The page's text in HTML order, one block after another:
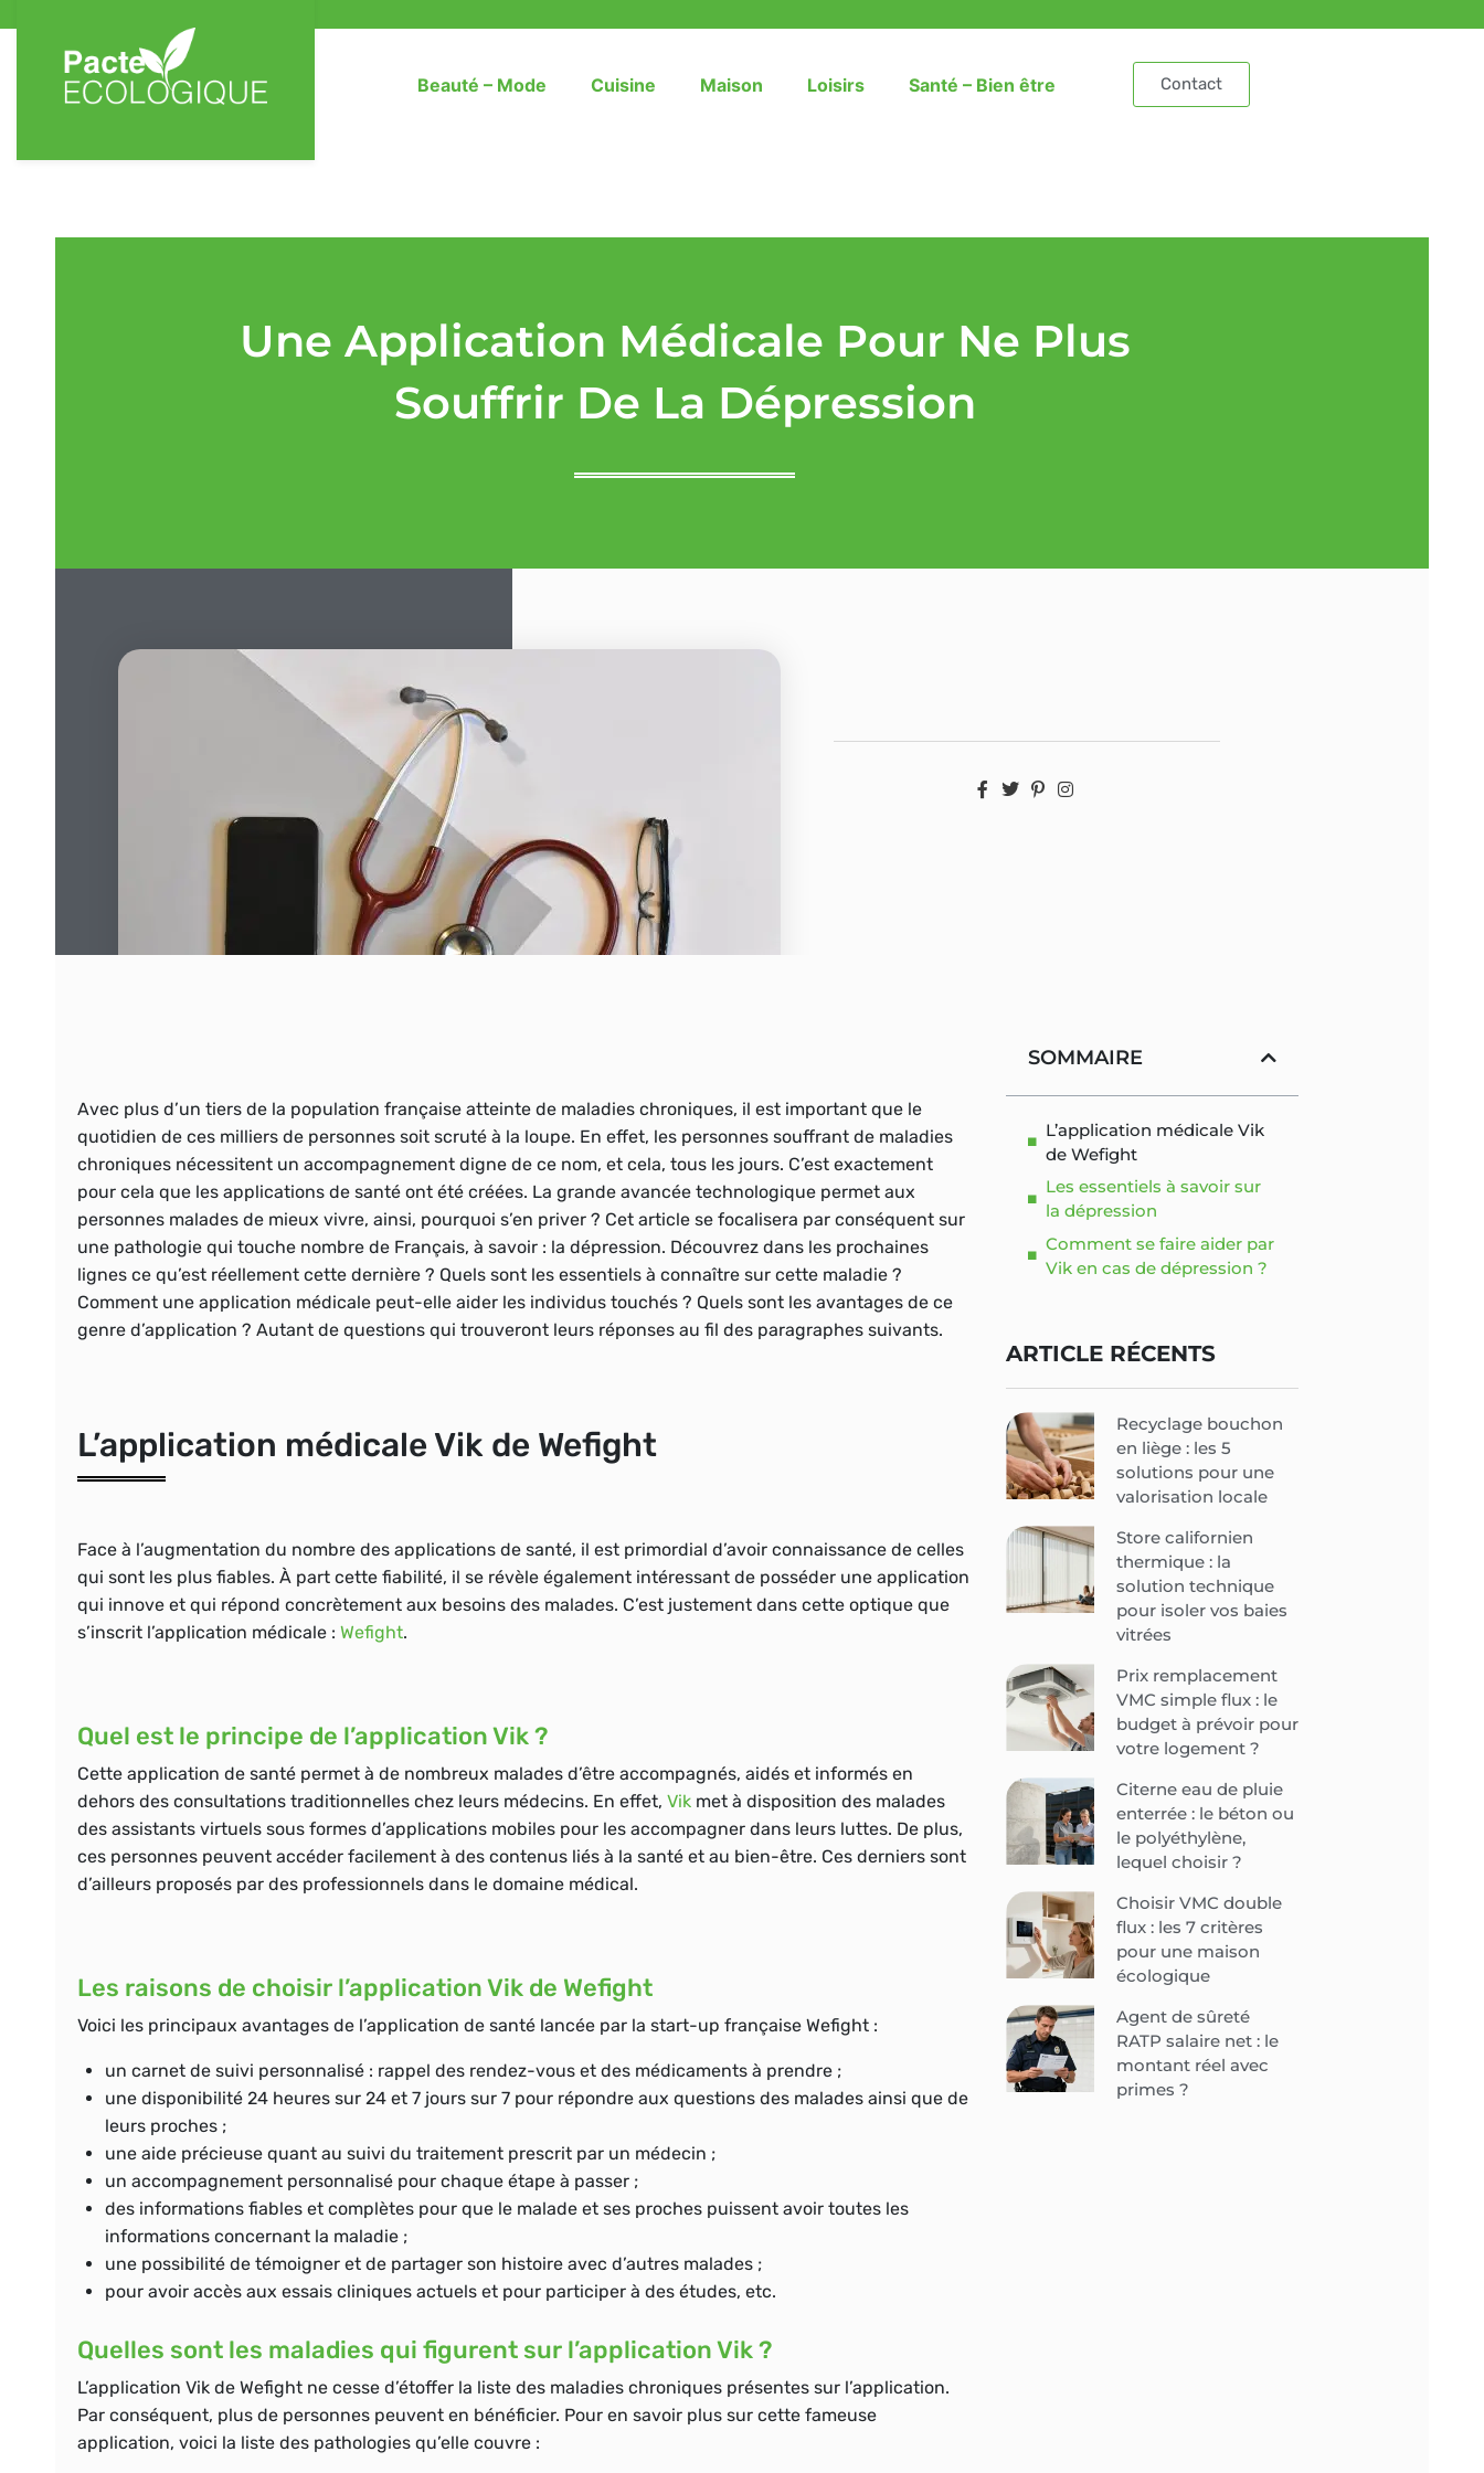
Beauté – Mode Cuisine Maison Loisirs Santé – Bien être Contact
Une Application Médicale Pour Ne Plus
Souffrir De La Dépression
Avec plus d’un tiers de la population française atteinte de maladies chroniques, il est important que le
quotidien de ces milliers de personnes soit scruté à la loupe. En effet, les personnes souffrant de maladies
chroniques nécessitent un accompagnement digne de ce nom, et cela, tous les jours. C’est exactement
pour cela que les applications de santé ont été créées. La grande avancée technologique permet aux
personnes malades de mieux vivre, ainsi, pourquoi s’en priver ? Cet article se focalisera par conséquent sur
une pathologie qui touche nombre de Français, à savoir : la dépression. Découvrez dans les prochaines
lignes ce qu’est réellement cette dernière ? Quels sont les essentiels à connaître sur cette maladie ?
Comment une application médicale peut-elle aider les individus touchés ? Quels sont les avantages de ce
genre d’application ? Autant de questions qui trouveront leurs réponses au fil des paragraphes suivants.
L’application médicale Vik de Wefight
Face à l’augmentation du nombre des applications de santé, il est primordial d’avoir connaissance de celles
qui sont les plus fiables. À part cette fiabilité, il se révèle également intéressant de posséder une application
qui innove et qui répond concrètement aux besoins des malades. C’est justement dans cette optique que
s’inscrit l’application médicale : Wefight.
Quel est le principe de l’application Vik ?
Cette application de santé permet à de nombreux malades d’être accompagnés, aidés et informés en
dehors des consultations traditionnelles chez leurs médecins. En effet, Vik met à disposition des malades
des assistants virtuels sous formes d’applications mobiles pour les accompagner dans leurs luttes. De plus,
ces personnes peuvent accéder facilement à des contenus liés à la santé et au bien-être. Ces derniers sont
d’ailleurs proposés par des professionnels dans le domaine médical.
Les raisons de choisir l’application Vik de Wefight
Voici les principaux avantages de l’application de santé lancée par la start-up française Wefight :
un carnet de suivi personnalisé : rappel des rendez-vous et des médicaments à prendre ;
une disponibilité 24 heures sur 24 et 7 jours sur 7 pour répondre aux questions des malades ainsi que de
leurs proches ;
une aide précieuse quant au suivi du traitement prescrit par un médecin ;
un accompagnement personnalisé pour chaque étape à passer ;
des informations fiables et complètes pour que le malade et ses proches puissent avoir toutes les
informations concernant la maladie ;
une possibilité de témoigner et de partager son histoire avec d’autres malades ;
pour avoir accès aux essais cliniques actuels et pour participer à des études, etc.
Quelles sont les maladies qui figurent sur l’application Vik ?
L’application Vik de Wefight ne cesse d’étoffer la liste des maladies chroniques présentes sur l’application.
Par conséquent, plus de personnes peuvent en bénéficier. Pour en savoir plus sur cette fameuse
application, voici la liste des pathologies qu’elle couvre :
SOMMAIRE
L’application médicale Vik
de Wefight
Les essentiels à savoir sur
la dépression
Comment se faire aider par
Vik en cas de dépression ?
ARTICLE RÉCENTS
Recyclage bouchon
en liège : les 5
solutions pour une
valorisation locale
Store californien
thermique : la
solution technique
pour isoler vos baies
vitrées
Prix remplacement
VMC simple flux : le
budget à prévoir pour
votre logement ?
Citerne eau de pluie
enterrée : le béton ou
le polyéthylène,
lequel choisir ?
Choisir VMC double
flux : les 7 critères
pour une maison
écologique
Agent de sûreté
RATP salaire net : le
montant réel avec
primes ?